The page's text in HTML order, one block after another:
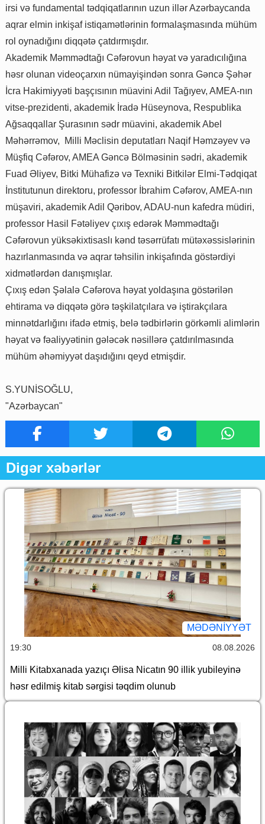
irsi və fundamental tədqiqatlarının uzun illər Azərbaycanda
aqrar elmin inkişaf istiqamətlərinin formalaşmasında mühüm
rol oynadığını diqqətə çatdırmışdır.
Akademik Məmmədtağı Cəfərovun həyat və yaradıcılığına
həsr olunan videoçarxın nümayişindən sonra Gəncə Şəhər
İcra Hakimiyyəti başçısının müavini Adil Tağıyev, AMEA-nın
vitse-prezidenti, akademik İradə Hüseynova, Respublika
Ağsaqqallar Şurasının sədr müavini, akademik Abel
Məhərrəmov, Milli Məclisin deputatları Naqif Həmzəyev və
Müşfiq Cəfərov, AMEA Gəncə Bölməsinin sədri, akademik
Fuad Əliyev, Bitki Mühafizə və Texniki Bitkilər Elmi-Tədqiqat
İnstitutunun direktoru, professor İbrahim Cəfərov, AMEA-nın
müşaviri, akademik Adil Qəribov, ADAU-nun kafedra müdiri,
professor Hasil Fətəliyev çıxış edərək Məmmədtağı
Cəfərovun yüksəkixtisaslı kənd təsərrüfatı mütəxəssislərinin
hazırlanmasında və aqrar təhsilin inkişafında göstərdiyi
xidmətlərdən danışmışlar.
Çıxış edən Şəlalə Cəfərova həyat yoldaşına göstərilən
ehtirama və diqqətə görə təşkilatçılara və iştirakçılara
minnətdarlığını ifadə etmiş, belə tədbirlərin görkəmli alimlərin
həyat və fəaliyyətinin gələcək nəsillərə çatdırılmasında
mühüm əhəmiyyət daşıdığını qeyd etmişdir.
S.YUNİSOĞLU,
"Azərbaycan"
Digər xəbərlər
MƏDƏNIYYƏT
19:30 08.08.2026
Milli Kitabxanada yazıçı Əlisa Nicatın 90 illik yubileyinə
həsr edilmiş kitab sərgisi təqdim olunub